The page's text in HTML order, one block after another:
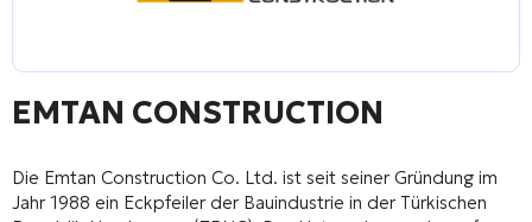
EMTAN CONSTRUCTION
Die Emtan Construction Co. Ltd. ist seit seiner Gründung im
Jahr 1988 ein Eckpfeiler der Bauindustrie in der Türkischen